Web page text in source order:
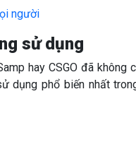
người
sử dụng
hay CSGO đã không
dụng phổ biến nhất